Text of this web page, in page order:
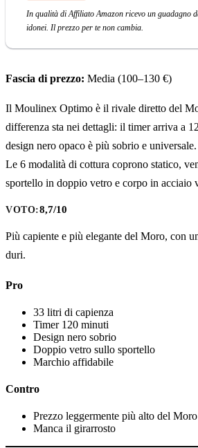
In qualità di Affiliato Amazon ricevo un guadagno
idonei. Il prezzo per te non cambia.
Fascia di prezzo: Media (100–130 €)
Il Moulinex Optimo è il rivale diretto del
differenza sta nei dettagli: il timer arriva a
design nero opaco è più sobrio e
Le 6 modalità di cottura coprono statico,
sportello in doppio vetro e corpo in acciaio
VOTO:8,7/10
Più capiente e più elegante del Moro, con
duri.
Pro
33 litri di capienza
Timer 120 minuti
Design nero sobrio
Doppio vetro sullo sportello
Marchio affidabile
Contro
Prezzo leggermente più alto del
Manca il girarrosto